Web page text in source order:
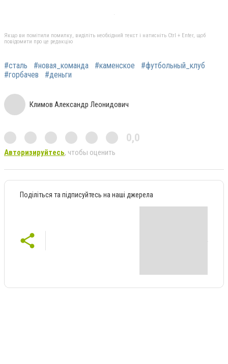
Якщо ви помітили помилку, виділіть необхідний текст і натисніть Ctrl + Enter, щоб
повідомити про це редакцію
#сталь #новая_команда #каменское
#футбольный_клуб
#горбачев
#деньги
Климов Александр Леонидович
0,0
Авторизируйтесь, чтобы оценить
Поділіться та підписуйтесь на наші джерела